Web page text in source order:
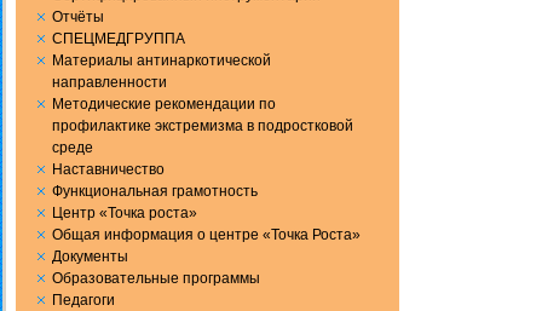
Отчёты
СПЕЦМЕДГРУППА
Материалы антинаркотической
направленности
Методические рекомендации по
профилактике экстремизма в подростковой
среде
Наставничество
Функциональная грамотность
Центр «Точка роста»
Общая информация о центре «Точка Роста»
Документы
Образовательные программы
Педагоги